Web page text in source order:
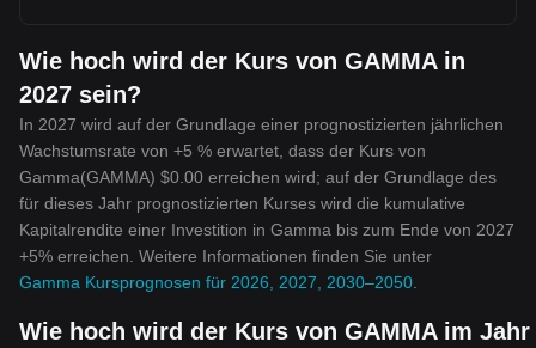
Wie hoch wird der Kurs von GAMMA in
2027 sein?
In 2027 wird auf der Grundlage einer prognostizierten jährlichen
Wachstumsrate von +5 % erwartet, dass der Kurs von
Gamma(GAMMA) $0.00 erreichen wird; auf der Grundlage des
für dieses Jahr prognostizierten Kurses wird die kumulative
Kapitalrendite einer Investition in Gamma bis zum Ende von 2027
+5% erreichen. Weitere Informationen finden Sie unter
Gamma Kursprognosen für 2026, 2027, 2030–2050
Wie hoch wird der Kurs von GAMMA im Jahr